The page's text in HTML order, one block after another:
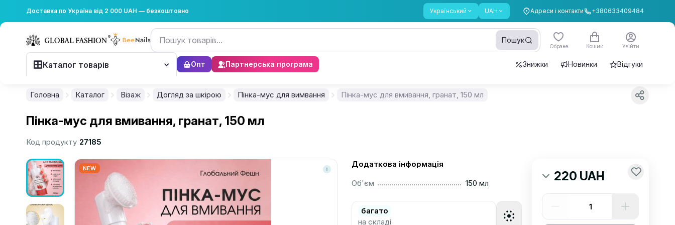
Доставка по Україна від 2 000 UAH — безкоштовно Український UAH Адреси і контакти +380633409484
Пошук
Обране Кошик Увійти
Каталог товарів Опт Партнерська програма Знижки Новинки Відгуки
Головна Каталог Візаж Догляд за шкірою Пінка-мус для вимвання Пінка-мус для вмивання, гранат, 150 мл
Пінка-мус для вмивання, гранат, 150 мл
Код продукту 27185
NEW
Додаткова інформація
Об'єм
...................................................................................................................................................................................................................................... 150 мл
багато
на складі
220 UAH